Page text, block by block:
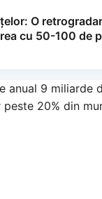
O
cu 50-100 de